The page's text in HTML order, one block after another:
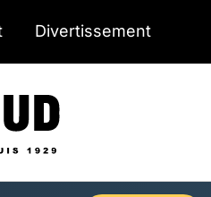
Divertissement